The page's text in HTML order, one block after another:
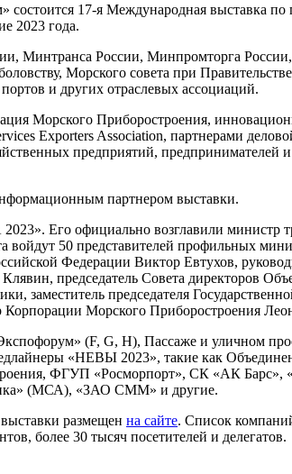
17-я Международная выставка по
2023 года.
Минтранса России, Минпромторга
Морского совета при
и других отраслевых ассоциаций.
Морского Приборостроения,
Exporters Association, партнерами
предприятий,
партнером выставки.
Его официально возглавили министр
войдут 50 представителей профильных
Федерации Виктор Евтухов,
председатель Совета директоров
заместитель председателя
Морского Приборостроения
(F, G, H), Пассаже и уличном
«НЕВЫ 2023», такие как
ФГУП «Росморпорт», СК «АК
(МСА), «ЗАО СММ» и другие.
размещен на сайте. Список
более 30 тысяч посетителей и делегатов.